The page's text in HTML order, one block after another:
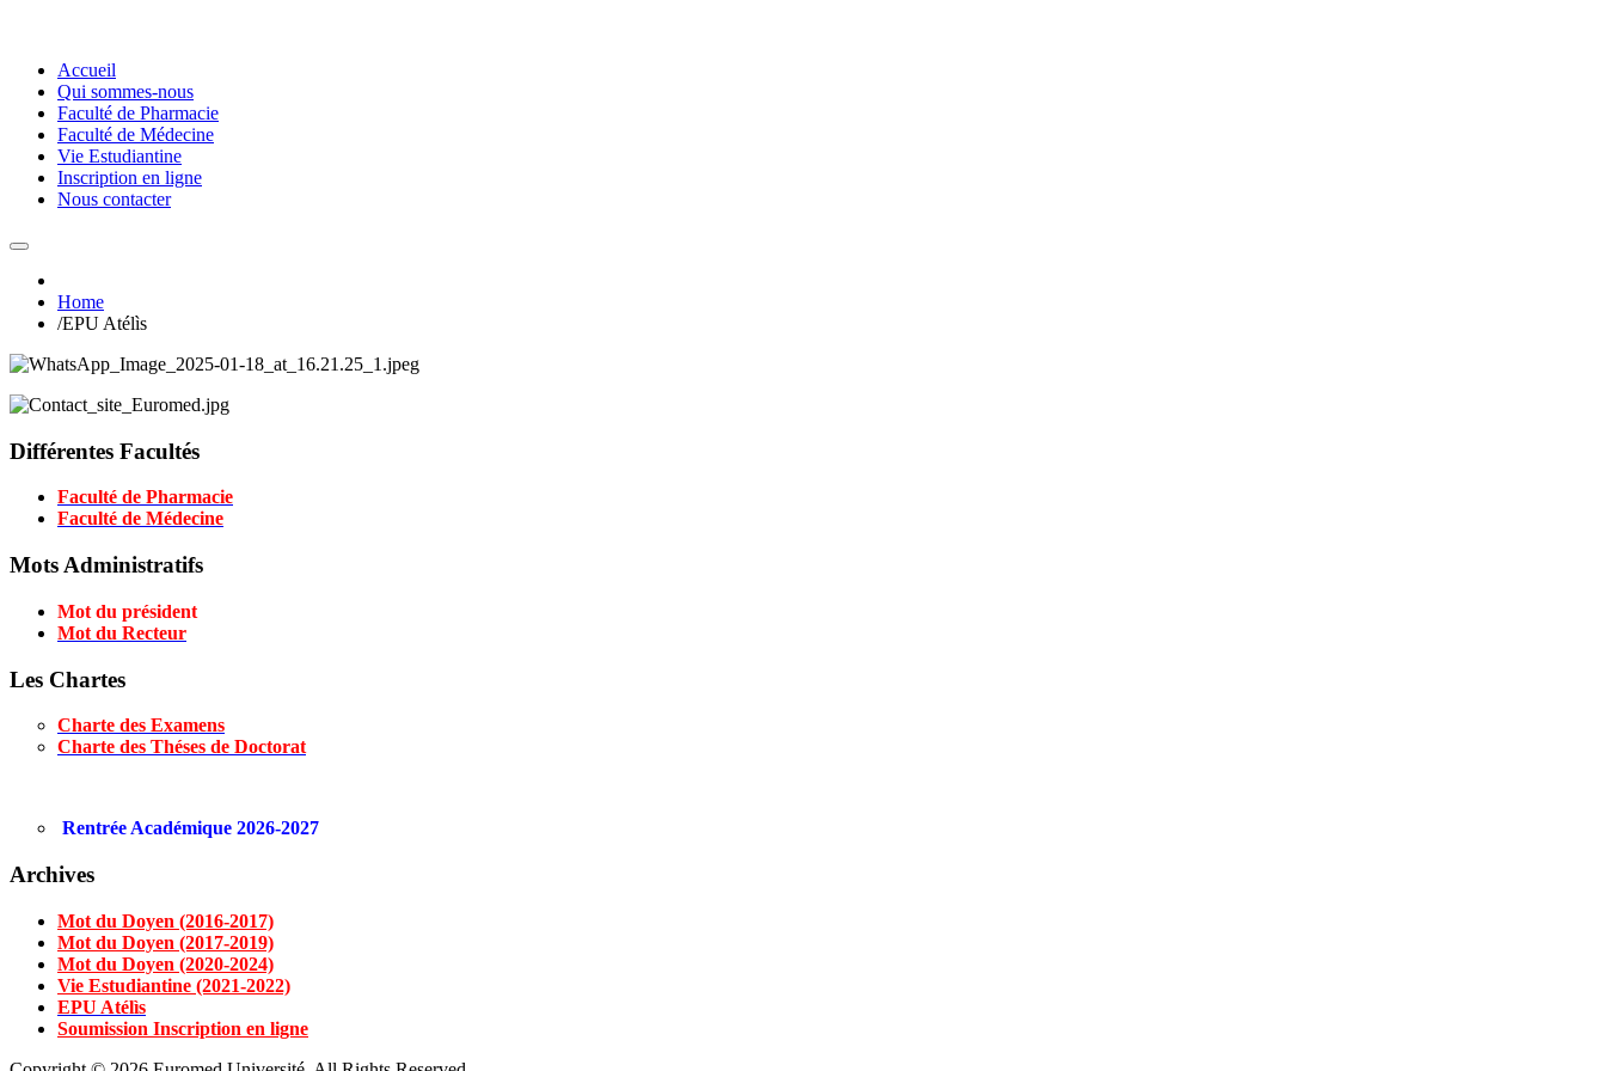
Accueil
Qui sommes-nous
Faculté de Pharmacie
Faculté de Médecine
Vie Estudiantine
Inscription en ligne
Nous contacter
Home
/EPU Atélìs
Différentes Facultés
Faculté de Pharmacie
Faculté de Médecine
Mots Administratifs
Mot du président
Mot du Recteur
Les Chartes
Charte des Examens
Charte des Théses de Doctorat
Rentrée Académique 2026-2027
Archives
Mot du Doyen (2016-2017)
Mot du Doyen (2017-2019)
Mot du Doyen (2020-2024)
Vie Estudiantine (2021-2022)
EPU Atélìs
Soumission Inscription en ligne